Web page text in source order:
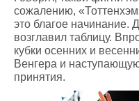
сожалению,
это благое начинание.
возглавил таблицу.
кубки осенних и
Венгера и
принятия.